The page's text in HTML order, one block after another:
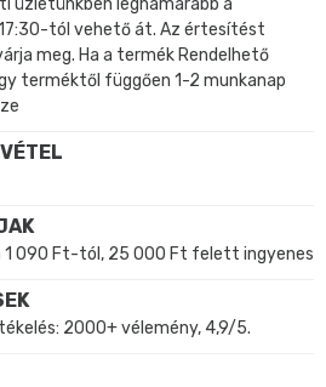
tól vehető át. Az értesítést
meg. Ha a termék Rendelhető
terméktől függően 1-2 munkanap
1 090 Ft-tól, 25 000 Ft felett ingyenes
2000+ vélemény, 4,9/5.